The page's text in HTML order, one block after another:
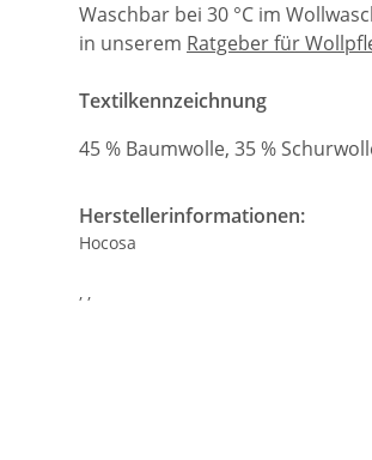
Waschbar bei 30 °C im
in unserem Ratgeber für
Textilkennzeichnung
45 % Baumwolle, 35 %
Herstellerinformationen:
Hocosa
, ,